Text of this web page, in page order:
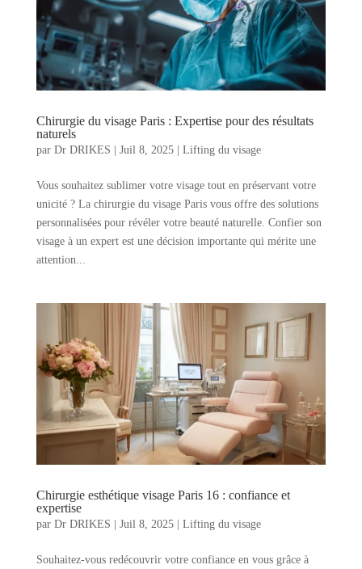
Chirurgie du visage Paris : Expertise pour des résultats
naturels
par Dr DRIKES | Juil 8, 2025| Lifting du visage
Vous souhaitez sublimer votre visage tout en préservant votre
unicité ? La chirurgie du visage Paris vous offre des solutions
personnalisées pour révéler votre beauté naturelle. Confier son
visage à un expert est une décision importante qui mérite une
attention...
Chirurgie esthétique visage Paris 16 : confiance et
expertise
par Dr DRIKES Juil 8, 2025| Lifting du visage
Souhaitez-vous redécouvrir votre confiance en vous grâce à